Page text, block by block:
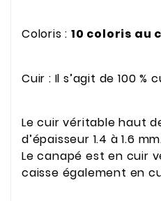
Coloris : 10 coloris au
Cuir : Il s’agit de 100 %
Le cuir véritable haut
d’épaisseur 1.4 à 1.6
Le canapé est en cuir
caisse également en